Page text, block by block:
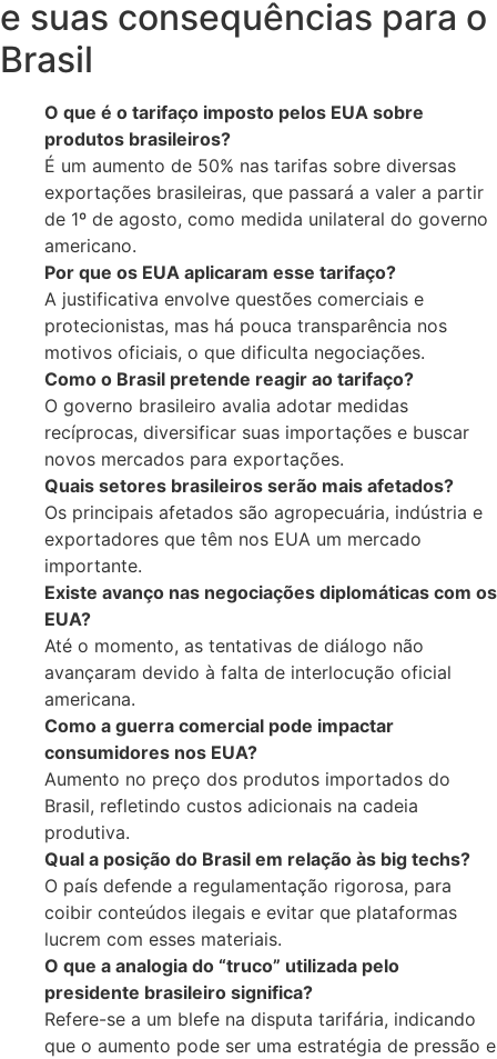
e suas consequências para o
Brasil
O que é o tarifaço imposto pelos EUA sobre
produtos brasileiros?
É um aumento de 50% nas tarifas sobre diversas
exportações brasileiras, que passará a valer a partir
de 1º de agosto, como medida unilateral do governo
americano.
Por que os EUA aplicaram esse tarifaço?
A justificativa envolve questões comerciais e
protecionistas, mas há pouca transparência nos
motivos oficiais, o que dificulta negociações.
Como o Brasil pretende reagir ao tarifaço?
O governo brasileiro avalia adotar medidas
recíprocas, diversificar suas importações e buscar
novos mercados para exportações.
Quais setores brasileiros serão mais afetados?
Os principais afetados são agropecuária, indústria e
exportadores que têm nos EUA um mercado
importante.
Existe avanço nas negociações diplomáticas com os
EUA?
Até o momento, as tentativas de diálogo não
avançaram devido à falta de interlocução oficial
americana.
Como a guerra comercial pode impactar
consumidores nos EUA?
Aumento no preço dos produtos importados do
Brasil, refletindo custos adicionais na cadeia
produtiva.
Qual a posição do Brasil em relação às big techs?
O país defende a regulamentação rigorosa, para
coibir conteúdos ilegais e evitar que plataformas
lucrem com esses materiais.
O que a analogia do “truco” utilizada pelo
presidente brasileiro significa?
Refere-se a um blefe na disputa tarifária, indicando
que o aumento pode ser uma estratégia de pressão e